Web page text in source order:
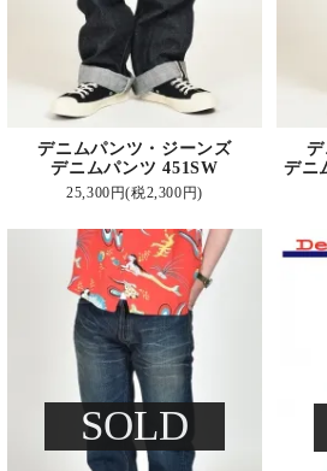
デニムパンツ・ジーンズ
デニムパンツ 451SW
25,300円(税2,300円)
デニ
SOLD